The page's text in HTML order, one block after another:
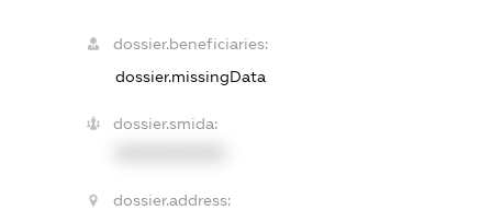
dossier.beneficiaries:
dossier.missingData
dossier.smida:
dossier.address: